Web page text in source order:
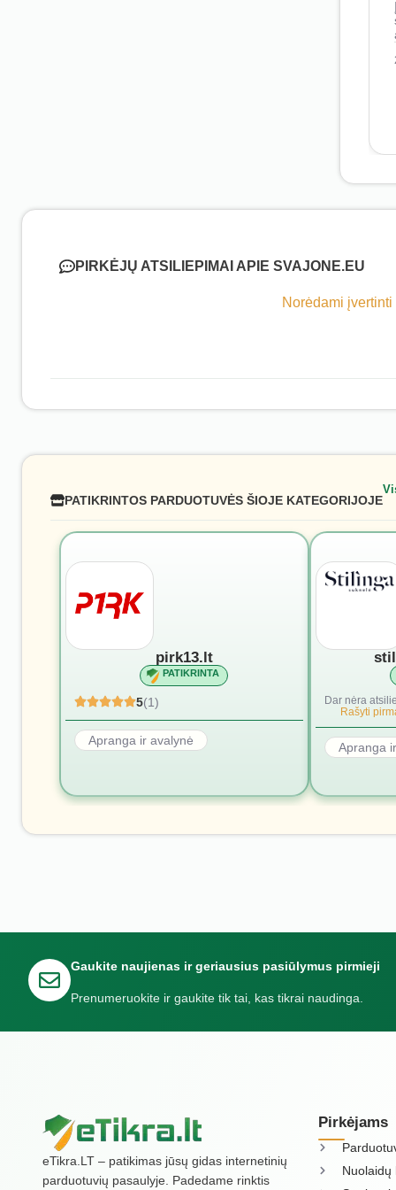
PIRKĖJŲ ATSILIEPIMAI APIE SVAJONE.EU
Norėdami
PATIKRINTOS PARDUOTUVĖS ŠIOJE KATEGORIJOJE
pirk13.lt
PATIKRINTA
5(1)
Apranga ir avalynė
Dar nėra
Rašyti
Apranga
Gaukite naujienas ir geriausius pasiūlymus pirmieji
Prenumeruokite ir gaukite tik tai, kas tikrai naudinga.
eTikra.LT – patikimas jūsų gidas internetinių
parduotuvių pasaulyje. Padedame rinktis
Pirkėjams
Nuolaidų